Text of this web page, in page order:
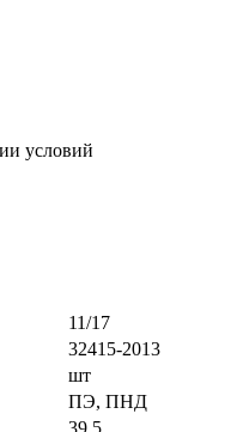
условий
11/17
32415-2013
шт
ПЭ, ПНД
39.5